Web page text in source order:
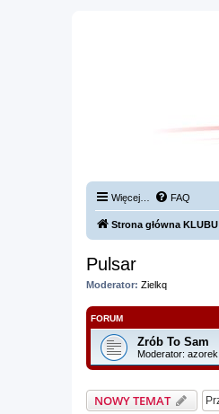
Więcej… FAQ
Strona główna KLUBU
Pulsar
Moderator: Zielkq
FORUM
Zrób To Sam
Moderator: azorek
NOWY TEMAT